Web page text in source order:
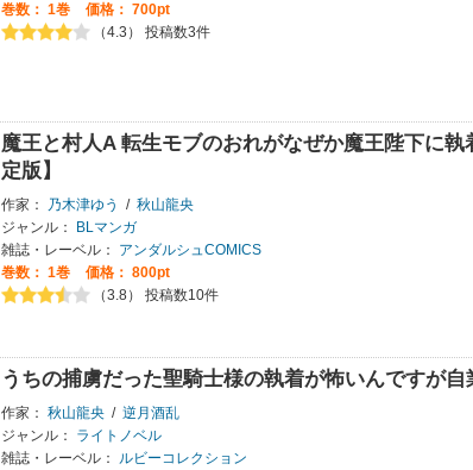
巻数： 1巻
価格： 700pt
（4.3） 投稿数3件
魔王と村人A 転生モブのおれがなぜか魔王陛下に
定版】
作家： 乃木津ゆう / 秋山龍央
ジャンル：
BLマンガ
雑誌・レーベル：
アンダルシュCOMICS
巻数： 1巻
価格： 800pt
（3.8） 投稿数10件
うちの捕虜だった聖騎士様の執着が怖いんですが自
作家： 秋山龍央 / 逆月酒乱
ジャンル：
ライトノベル
雑誌・レーベル：
ルビーコレクション